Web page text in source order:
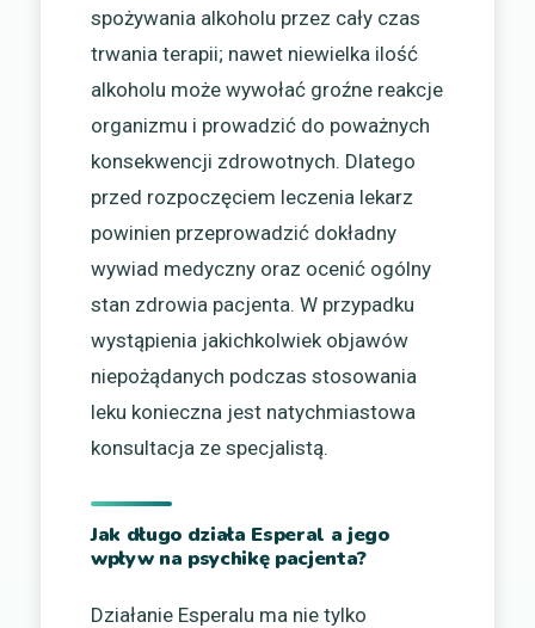
spożywania alkoholu przez cały czas
trwania terapii; nawet niewielka ilość
alkoholu może wywołać groźne reakcje
organizmu i prowadzić do poważnych
konsekwencji zdrowotnych. Dlatego
przed rozpoczęciem leczenia lekarz
powinien przeprowadzić dokładny
wywiad medyczny oraz ocenić ogólny
stan zdrowia pacjenta. W przypadku
wystąpienia jakichkolwiek objawów
niepożądanych podczas stosowania
leku konieczna jest natychmiastowa
konsultacja ze specjalistą.
Jak długo działa Esperal a jego
wpływ na psychikę pacjenta?
Działanie Esperalu ma nie tylko